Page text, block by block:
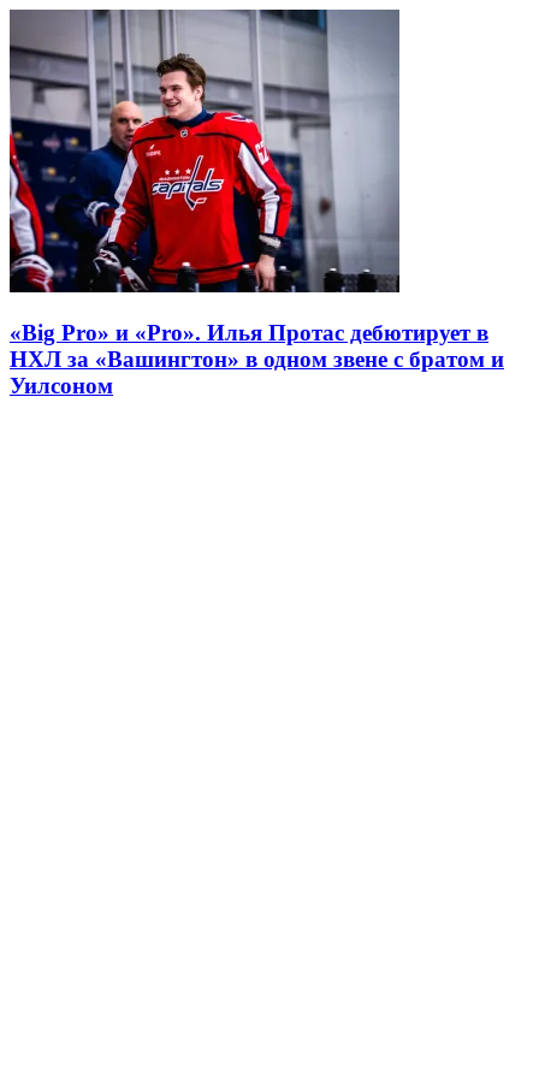
«Big Pro» и «Pro». Илья Протас дебютирует в
НХЛ за «Вашингтон» в одном звене с братом и
Уилсоном